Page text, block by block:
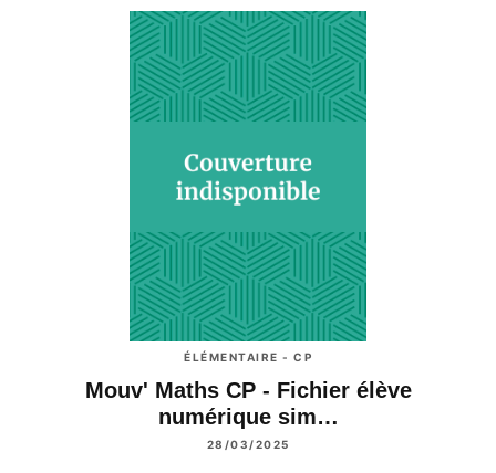
ÉLÉMENTAIRE - CP
Mouv' Maths CP - Fichier élève
numérique sim…
28/03/2025